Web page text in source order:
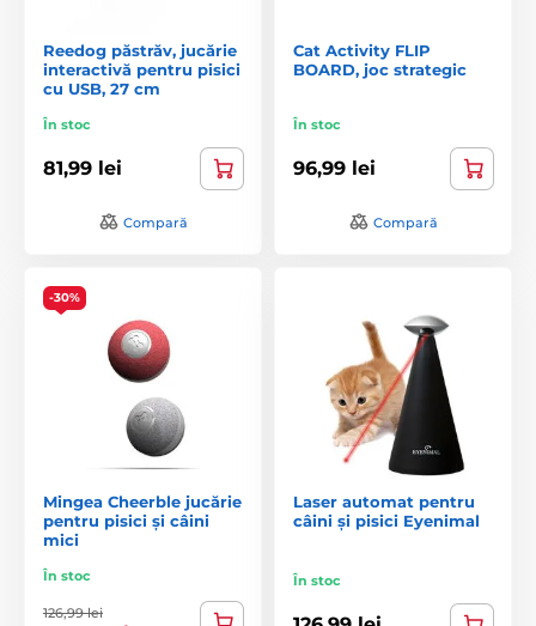
Reedog păstrăv, jucărie
interactivă pentru pisici
cu USB, 27 cm
În stoc
81,99 lei
Compară
Cat Activity FLIP
BOARD, joc strategic
În stoc
96,99 lei
Compară
-30%
Mingea Cheerble jucărie
pentru pisici și câini
mici
În stoc
126,99 lei
Laser automat pentru
câini și pisici Eyenimal
În stoc